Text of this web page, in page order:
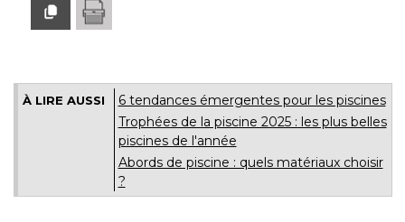
À LIRE AUSSI
6 tendances émergentes pour les piscines
Trophées de la piscine 2025 : les plus belles
piscines de l'année
Abords de piscine : quels matériaux choisir
?